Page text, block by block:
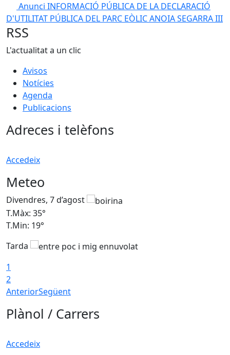
Anunci INFORMACIÓ PÚBLICA DE LA DECLARACIÓ
D'UTILITAT PÚBLICA DEL PARC EÒLIC ANOIA SEGARRA III
RSS
L'actualitat a un clic
Avisos
Notícies
Agenda
Publicacions
Adreces i telèfons
Accedeix
Meteo
Divendres, 7 d’agost
T.Màx: 35°
T.Min: 19°
Tarda
1
2
AnteriorSegüent
Plànol / Carrers
Accedeix